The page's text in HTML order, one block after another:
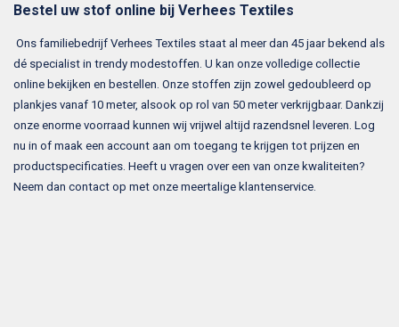
Bestel uw stof online bij Verhees Textiles
Ons familiebedrijf Verhees Textiles staat al meer dan 45 jaar bekend als
dé specialist in trendy modestoffen. U kan onze volledige collectie
online bekijken en bestellen. Onze stoffen zijn zowel gedoubleerd op
plankjes vanaf 10 meter, alsook op rol van 50 meter verkrijgbaar. Dankzij
onze enorme voorraad kunnen wij vrijwel altijd razendsnel leveren. Log
nu in of maak een account aan om toegang te krijgen tot prijzen en
productspecificaties. Heeft u vragen over een van onze kwaliteiten?
Neem dan contact op met onze meertalige klantenservice.